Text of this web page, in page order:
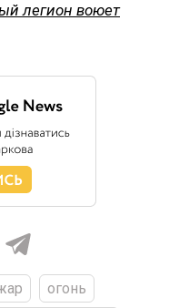
легион воюет
огонь